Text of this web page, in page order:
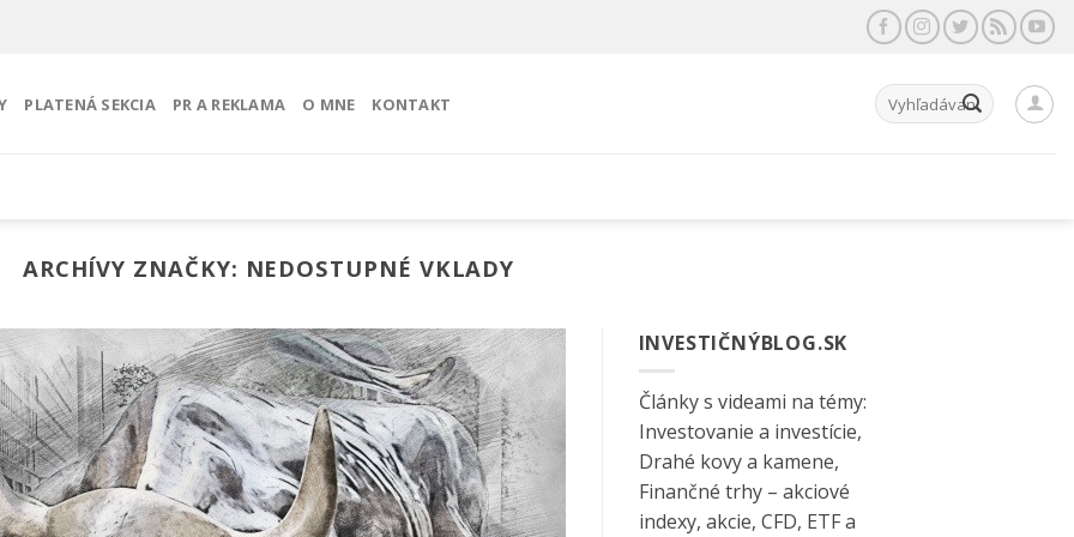
PLATENÁ SEKCIA PR A REKLAMA O MNE KONTAKT Hľadať:
ARCHÍVY ZNAČKY: NEDOSTUPNÉ VKLADY
INVESTIČNÝBLOG.SK
Články s videami na témy:
Investovanie a investície,
Drahé kovy a kamene,
Finančné trhy – akciové
indexy, akcie, CFD, ETF a